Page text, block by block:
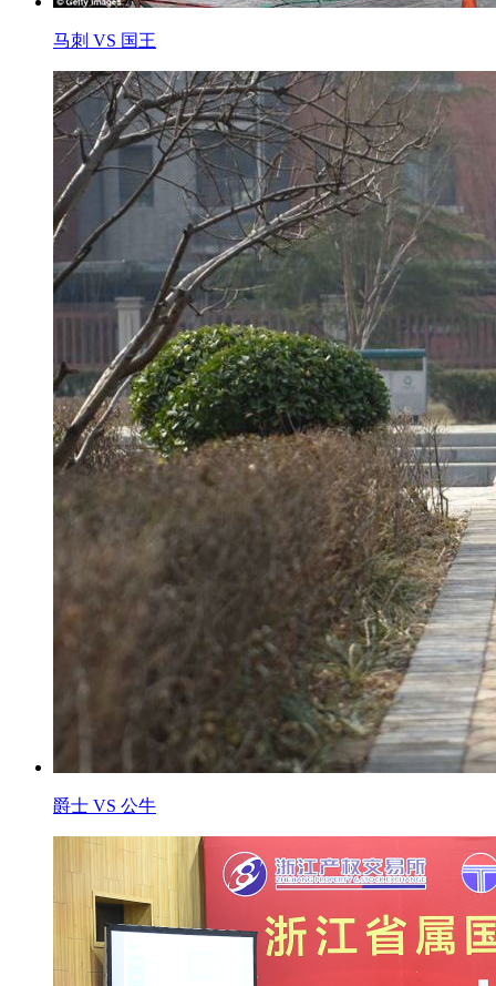
马刺 VS 国王
爵士 VS 公牛